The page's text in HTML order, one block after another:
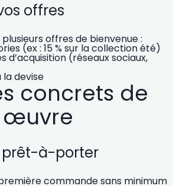
offres
offres de bienvenue :
(ex : 15 % sur la collection été)
d’acquisition (réseaux sociaux,
la devise
concrets de
œuvre
prêt-à-porter
commande sans minimum